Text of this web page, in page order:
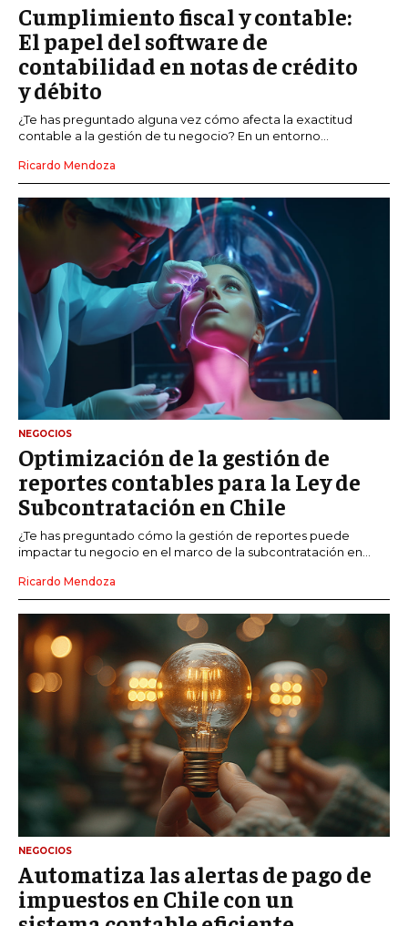
Cumplimiento fiscal y contable:
El papel del software de
contabilidad en notas de crédito
y débito
¿Te has preguntado alguna vez cómo afecta la exactitud
contable a la gestión de tu negocio? En un entorno...
Ricardo Mendoza
NEGOCIOS
Optimización de la gestión de
reportes contables para la Ley de
Subcontratación en Chile
¿Te has preguntado cómo la gestión de reportes puede
impactar tu negocio en el marco de la subcontratación en...
Ricardo Mendoza
NEGOCIOS
Automatiza las alertas de pago de
impuestos en Chile con un